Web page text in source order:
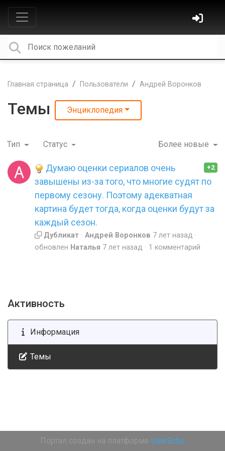
Главная страница Пользователи Андрей Воронков
Темы Энциклопедия
Тип Статус Более новые
+2
Думаю оценки сериалов очень
завышены из-за того, что многие судят по
первому сезону. Поэтому адекватная
картина будет тогда, когда оценки будут за
каждый сезон.
Дубликат Андрей Воронков 7 лет назад
обновлен Наталья 7 лет назад 1 комментарий
Активность
Информация
Темы
Портал создан на платформе UserEcho